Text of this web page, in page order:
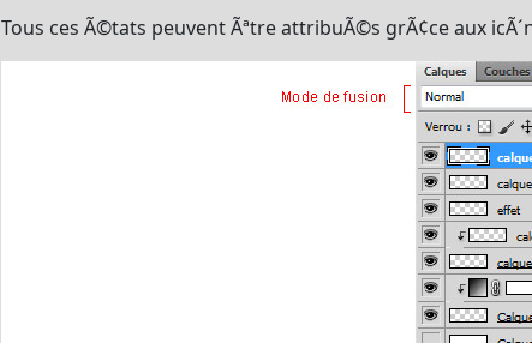
Tous ces Ã©tats peuvent Ãªtre attribuÃ©s grÃ¢ce aux